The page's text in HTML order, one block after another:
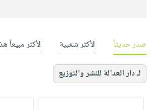
صدر حديثاً الأكثر شعبية الأكثر مبيعاً
لـ دار العدالة للنشر والتوزيع